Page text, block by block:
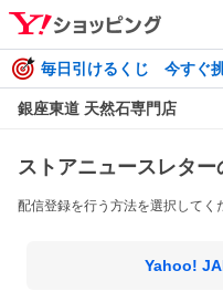
毎日引けるくじ 今すぐ
銀座東道 天然石専門店
ストアニュースレター
配信登録を行う方法を選択してく
Yahoo!